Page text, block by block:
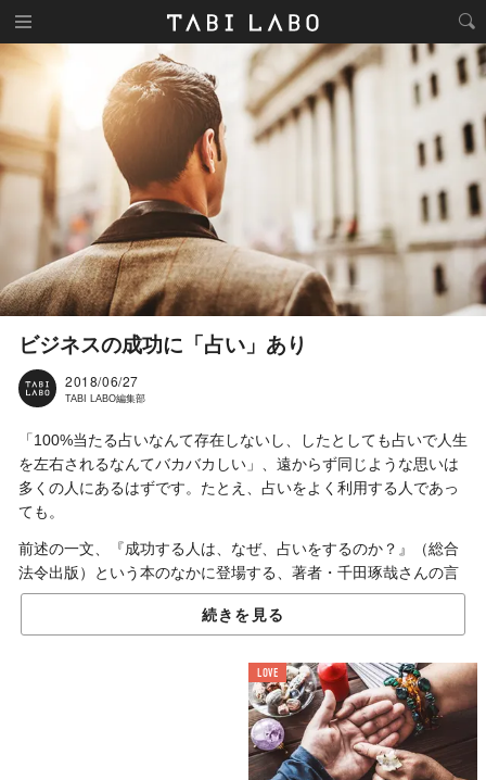
ビジネスの成功に「占い」あり
2018/06/27
TABI LABO編集部
「100%当たる占いなんて存在しないし、したとしても占いで人生
を左右されるなんてバカバカしい」、遠からず同じような思いは
多くの人にあるはずです。たとえ、占いをよく利用する人であっ
ても。
前述の一文、『成功する人は、なぜ、占いをするのか？』（総合
法令出版）という本のなかに登場する、著者・千田琢哉さんの言
葉。でも彼、たんにバカバカしいと見限っているわけじゃないん
れが、占いに対する氏の見解。コンサルティング会社に勤め、の
べ3,000人以上の成功者を近くで見てきたそう。世で成功をつかん
できた人たちの多くは、占い師との交流があったと言います。
間接的ながらも、たくさんの占い師と介するなかで、千田さんが
続きを見る
LOVE